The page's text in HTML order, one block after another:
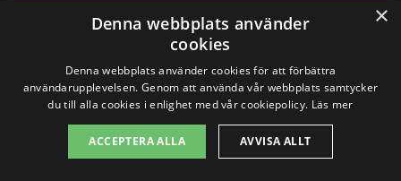
förpliktelser
Sök efter en
professionell för
×
Denna webbplats använder
cookies
Denna webbplats använder cookies för att förbättra
användarupplevelsen. Genom att använda vår webbplats samtycker
du till alla cookies i enlighet med vår cookiepolicy. Läs mer
ACCEPTERA ALLA AVVISA ALLT